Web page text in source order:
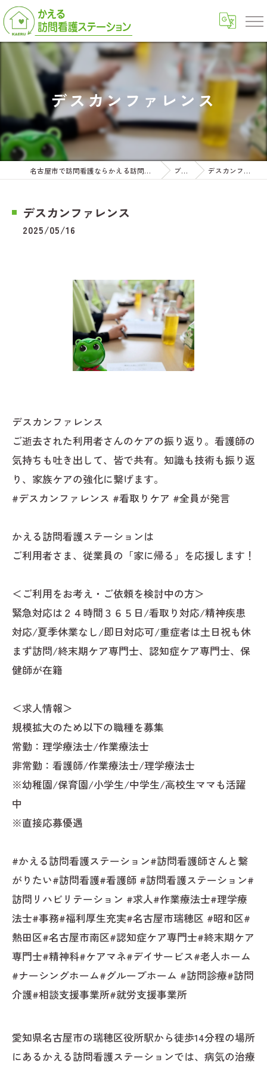
デスカンファレンス
名古屋市で訪問看護ならかえる訪問看護ステーション ブログ デスカンファレンス
デスカンファレンス
2025/05/16
デスカンファレンス
ご逝去された利用者さんのケアの振り返り。看護師の
気持ちも吐き出して、皆で共有。知識も技術も振り返
り、家族ケアの強化に繋げます。
#デスカンファレンス #看取りケア #全員が発言
かえる訪問看護ステーションは
ご利用者さま、従業員の「家に帰る」を応援します！
＜ご利用をお考え・ご依頼を検討中の方＞
緊急対応は２４時間３６５日/看取り対応/精神疾患
対応/夏季休業なし/即日対応可/重症者は土日祝も休
まず訪問/終末期ケア専門士、認知症ケア専門士、保
健師が在籍
＜求人情報＞
規模拡大のため以下の職種を募集
常勤：理学療法士/作業療法士
非常勤：看護師/作業療法士/理学療法士
※幼稚園/保育園/小学生/中学生/高校生ママも活躍
中
※直接応募優遇
#かえる訪問看護ステーション#訪問看護師さんと繋
がりたい#訪問看護#看護師 #訪問看護ステーション#
訪問リハビリテーション #求人#作業療法士#理学療
法士#事務#福利厚生充実#名古屋市瑞穂区 #昭和区#
熱田区#名古屋市南区#認知症ケア専門士#終末期ケア
専門士#精神科#ケアマネ#デイサービス#老人ホーム
#ナーシングホーム#グループホーム #訪問診療#訪問
介護#相談支援事業所#就労支援事業所
愛知県名古屋市の瑞穂区役所駅から徒歩14分程の場所
にあるかえる訪問看護ステーションでは、病気の治療